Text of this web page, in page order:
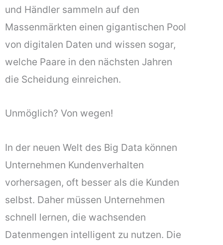
und Händler sammeln auf den
Massenmärkten einen gigantischen Pool
von digitalen Daten und wissen sogar,
welche Paare in den nächsten Jahren
die Scheidung einreichen.
Unmöglich? Von wegen!
In der neuen Welt des Big Data können
Unternehmen Kundenverhalten
vorhersagen, oft besser als die Kunden
selbst. Daher müssen Unternehmen
schnell lernen, die wachsenden
Datenmengen intelligent zu nutzen. Die